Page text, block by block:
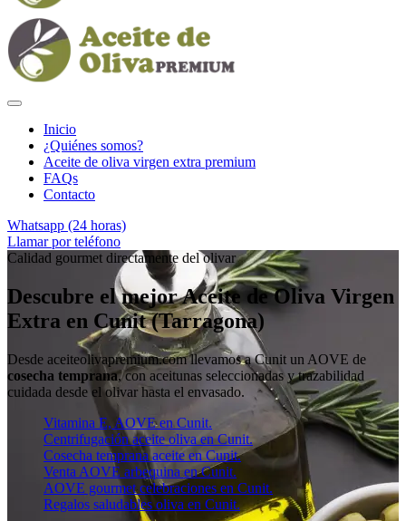
Inicio
¿Quiénes somos?
Aceite de oliva virgen extra premium
FAQs
Contacto
Whatsapp (24 horas)
Llamar por teléfono
Calidad gourmet directamente del olivar
Descubre el mejor Aceite de Oliva Virgen
Extra en Cunit (Tarragona)
Desde aceiteolivapremium.com llevamos a Cunit un AOVE de
cosecha temprana, con aceitunas seleccionadas y trazabilidad
cuidada desde el olivar hasta el envasado.
Vitamina E, AOVE en Cunit.
Centrifugación aceite oliva en Cunit.
Cosecha temprana aceite en Cunit.
Venta AOVE arbequina en Cunit.
AOVE gourmet celebraciones en Cunit.
Regalos saludables oliva en Cunit.